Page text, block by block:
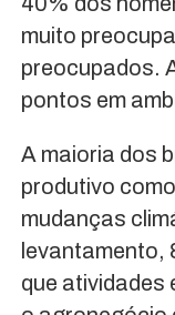
muito
preocupados.
pontos em
A maioria dos
produtivo
mudanças
levantamento,
que atividades